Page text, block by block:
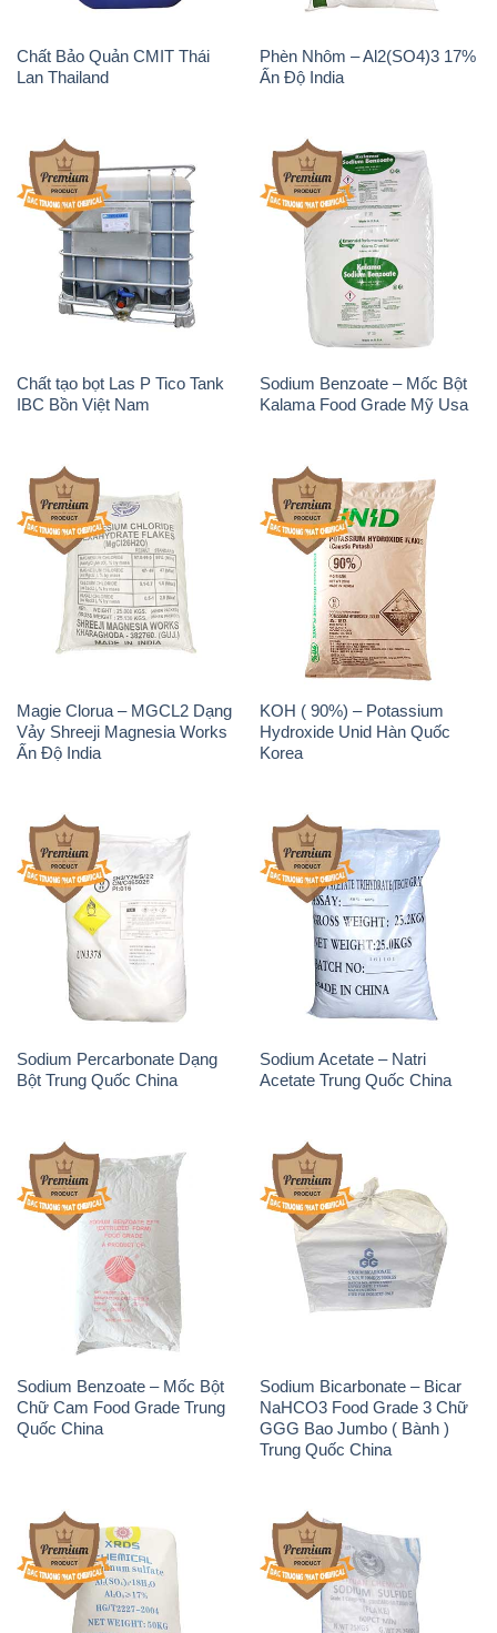
Chất Bảo Quản CMIT Thái
Lan Thailand
Phèn Nhôm – Al2(SO4)3 17%
Ấn Độ India
Chất tạo bọt Las P Tico Tank
IBC Bồn Việt Nam
Sodium Benzoate – Mốc Bột
Kalama Food Grade Mỹ Usa
Magie Clorua – MGCL2 Dạng
Vảy Shreeji Magnesia Works
Ấn Độ India
KOH ( 90%) – Potassium
Hydroxide Unid Hàn Quốc
Korea
Sodium Percarbonate Dạng
Bột Trung Quốc China
Sodium Acetate – Natri
Acetate Trung Quốc China
Sodium Benzoate – Mốc Bột
Chữ Cam Food Grade Trung
Quốc China
Sodium Bicarbonate – Bicar
NaHCO3 Food Grade 3 Chữ
GGG Bao Jumbo ( Bành )
Trung Quốc China